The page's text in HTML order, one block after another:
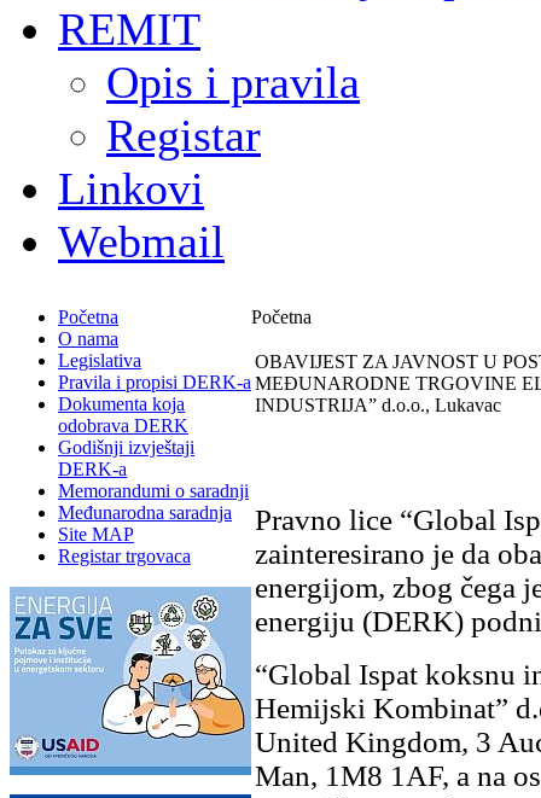
REMIT
Opis i pravila
Registar
Linkovi
Webmail
Početna
O nama
Legislativa
Pravila i propisi DERK-a
Dokumenta koja
odobrava DERK
Godišnji izvještaji
DERK-a
Memorandumi o saradnji
Međunarodna saradnja
Site MAP
Registar trgovaca
Početna
OBAVIJEST ZA JAVNOST U
MEĐUNARODNE TRGOVINE
INDUSTRIJAˮ d.o.o., Lukavac
Pravno lice “Global
zainteresirano je da
energijom, zbog čega
energiju (DERK)
“Global Ispat koksnu
Hemijski Kombinatˮ
United Kingdom, 3
Man, 1M8 1AF, a na